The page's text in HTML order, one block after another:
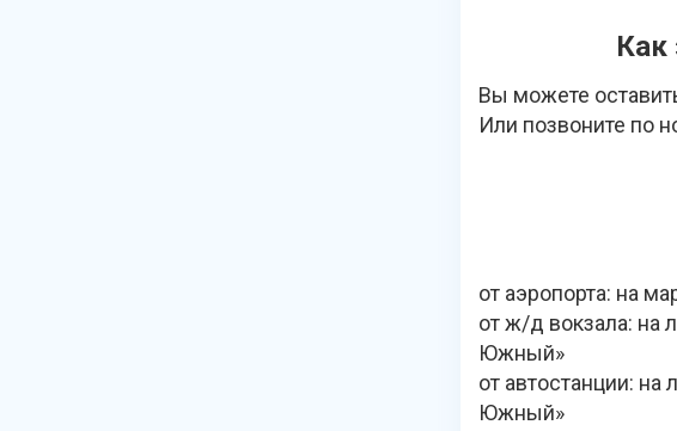
Как
Вы можете
Или позвоните по
от аэропорта: на
от ж/д вокзала: на
Южный»
от автостанции:
Южный»